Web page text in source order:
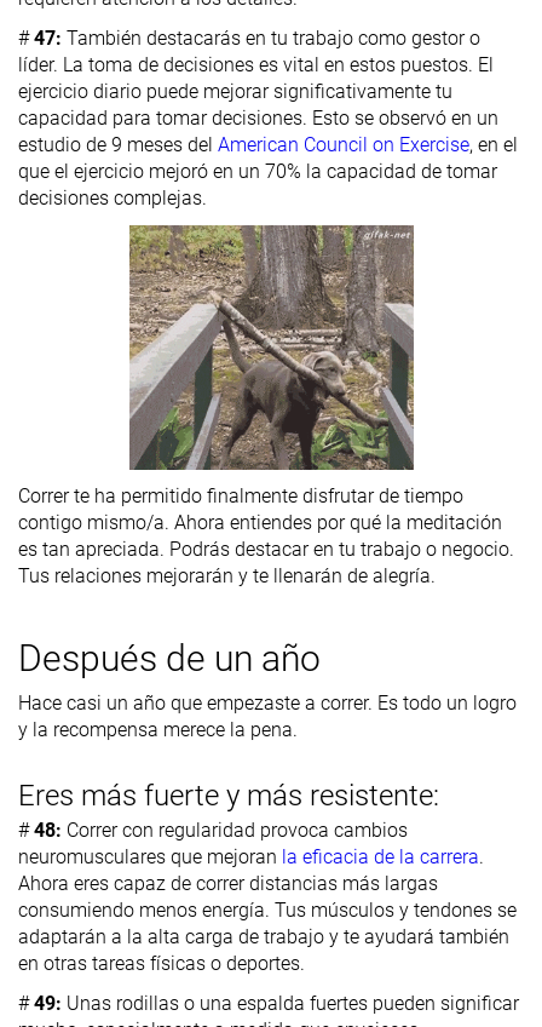
#47: También destacarás en tu trabajo como gestor o
líder. La toma de decisiones es vital en estos puestos. El
ejercicio diario puede mejorar significativamente tu
capacidad para tomar decisiones. Esto se observó en un
estudio de 9 meses del American Council on Exercise, en el
que el ejercicio mejoró en un 70% la capacidad de tomar
decisiones complejas.
Correr te ha permitido finalmente disfrutar de tiempo
contigo mismo/a. Ahora entiendes por qué la meditación
es tan apreciada. Podrás destacar en tu trabajo o negocio.
Tus relaciones mejorarán y te llenarán de alegría.
Después de un año
Hace casi un año que empezaste a correr. Es todo un logro
y la recompensa merece la pena.
Eres más fuerte y más resistente:
#48: Correr con regularidad provoca cambios
neuromusculares que mejoran la eficacia de la carrera.
Ahora eres capaz de correr distancias más largas
consumiendo menos energía. Tus músculos y tendones se
adaptarán a la alta carga de trabajo y te ayudará también
en otras tareas físicas o deportes.
#49: Unas rodillas o una espalda fuertes pueden significar